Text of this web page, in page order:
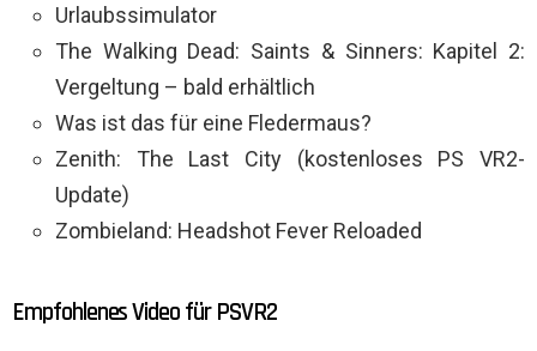
Urlaubssimulator
The Walking Dead: Saints & Sinners: Kapitel 2:
Vergeltung – bald erhältlich
Was ist das für eine Fledermaus?
Zenith: The Last City (kostenloses PS VR2-
Update)
Zombieland: Headshot Fever Reloaded
Empfohlenes Video für PSVR2